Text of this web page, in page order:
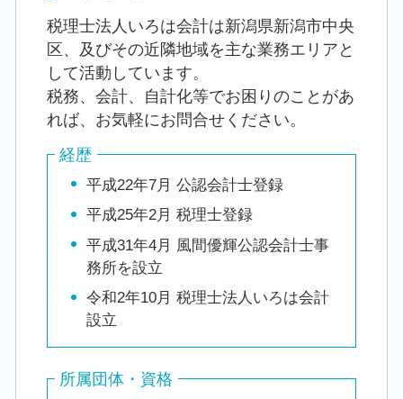
税理士法人いろは会計は新潟県新潟市中央
区、及びその近隣地域を主な業務エリアと
して活動しています。
税務、会計、自計化等でお困りのことがあ
れば、お気軽にお問合せください。
経歴
平成22年7月 公認会計士登録
平成25年2月 税理士登録
平成31年4月 風間優輝公認会計士事
務所を設立
令和2年10月 税理士法人いろは会計
設立
所属団体・資格